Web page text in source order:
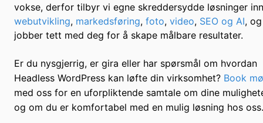
vokse, derfor tilbyr vi egne skreddersydde løsninger
webutvikling, markedsføring, foto, video, SEO og AI, og
jobber tett med deg for å skape målbare resultater.
Er du nysgjerrig, er gira eller har spørsmål om hvordan
Headless WordPress kan løfte din virksomhet? Book
med oss for en uforpliktende samtale om dine
og om du er komfortabel med en mulig løsning hos oss.